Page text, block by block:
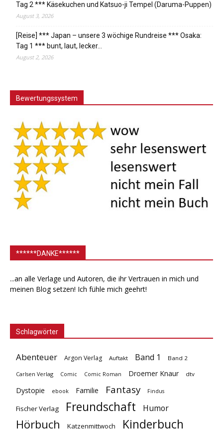
Tag 2 *** Käsekuchen und Katsuo-ji Tempel (Daruma-Puppen)
August 3, 2026
[Reise] *** Japan – unsere 3 wöchige Rundreise *** Osaka:
Tag 1 *** bunt, laut, lecker…
August 2, 2026
Bewertungssystem
******DANKE******
...an alle Verlage und Autoren, die ihr Vertrauen in mich und
meinen Blog setzen! Ich fühle mich geehrt!
Schlagwörter
Abenteuer Argon Verlag Auftakt Band 1 Band 2
Carlsen Verlag Comic Comic Roman Droemer Knaur dtv
Dystopie ebook Familie Fantasy Findus
Fischer Verlag Freundschaft Humor
Hörbuch Katzenmittwoch Kinderbuch